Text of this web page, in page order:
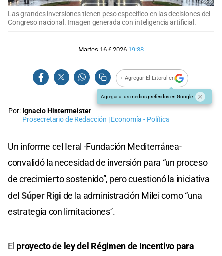
Las grandes inversiones tienen peso específico en las decisiones del
Congreso nacional. Imagen generada con inteligencia artificial.
Martes 16.6.2026 19:38
+ Agregar El Litoral en
Agregar a tus medios preferidos en Google
Por: Ignacio Hintermeister
Prosecretario de Redacción | Economía - Política
Un informe del Ieral -Fundación Mediterránea-
convalidó la necesidad de inversión para “un proceso
de crecimiento sostenido”, pero cuestionó la iniciativa
del Súper Rigi de la administración Milei como “una
estrategia con limitaciones”.
El proyecto de ley del Régimen de Incentivo para